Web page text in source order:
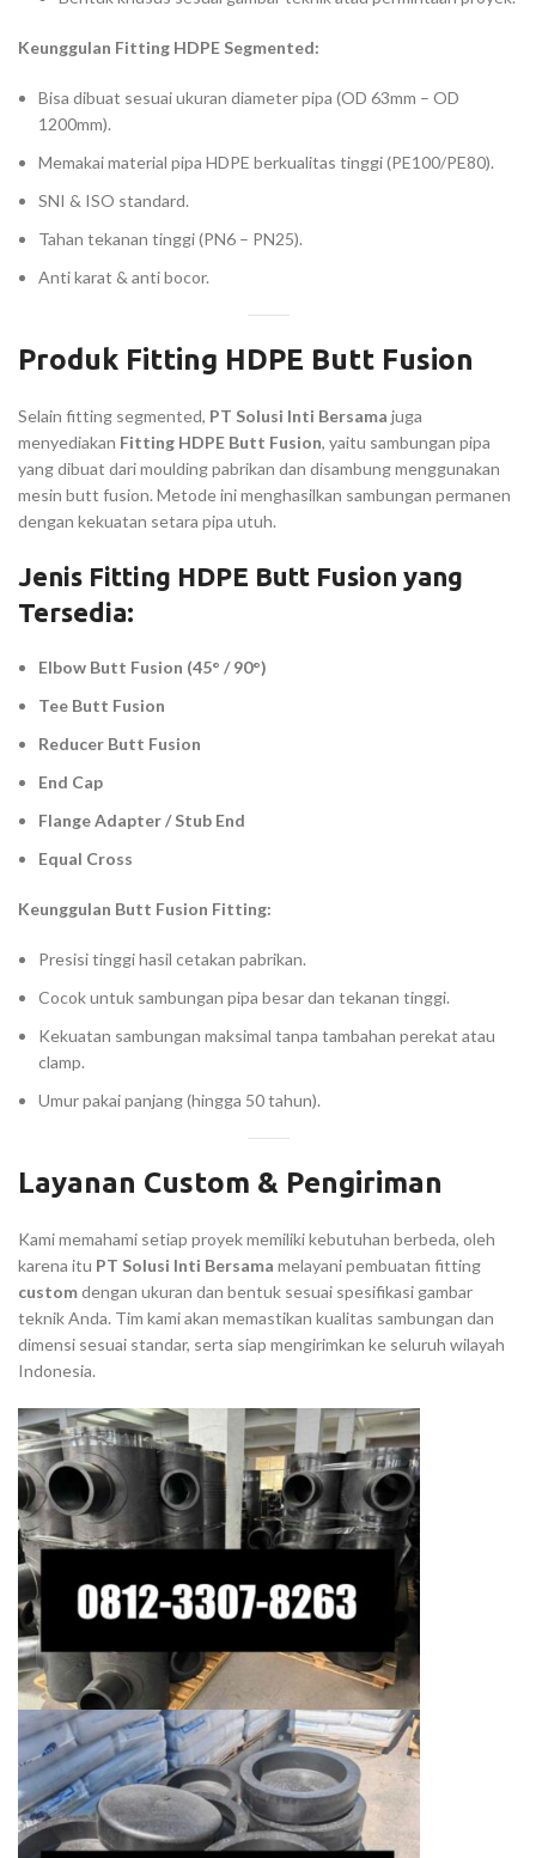
Keunggulan Fitting HDPE Segmented:
Bisa dibuat sesuai ukuran diameter pipa (OD 63mm – OD
1200mm).
Memakai material pipa HDPE berkualitas tinggi (PE100/PE80).
SNI & ISO standard.
Tahan tekanan tinggi (PN6 – PN25).
Anti karat & anti bocor.
Produk Fitting HDPE Butt Fusion
Selain fitting segmented, PT Solusi Inti Bersama juga
menyediakan Fitting HDPE Butt Fusion, yaitu sambungan pipa
yang dibuat dari moulding pabrikan dan disambung menggunakan
mesin butt fusion. Metode ini menghasilkan sambungan permanen
dengan kekuatan setara pipa utuh.
Jenis Fitting HDPE Butt Fusion yang
Tersedia:
Elbow Butt Fusion (45° / 90°)
Tee Butt Fusion
Reducer Butt Fusion
End Cap
Flange Adapter / Stub End
Equal Cross
Keunggulan Butt Fusion Fitting:
Presisi tinggi hasil cetakan pabrikan.
Cocok untuk sambungan pipa besar dan tekanan tinggi.
Kekuatan sambungan maksimal tanpa tambahan perekat atau
clamp.
Umur pakai panjang (hingga 50 tahun).
Layanan Custom & Pengiriman
Kami memahami setiap proyek memiliki kebutuhan berbeda, oleh
karena itu PT Solusi Inti Bersama melayani pembuatan fitting
customdengan ukuran dan bentuk sesuai spesifikasi gambar
teknik Anda. Tim kami akan memastikan kualitas sambungan dan
dimensi sesuai standar, serta siap mengirimkan ke seluruh wilayah
Indonesia.